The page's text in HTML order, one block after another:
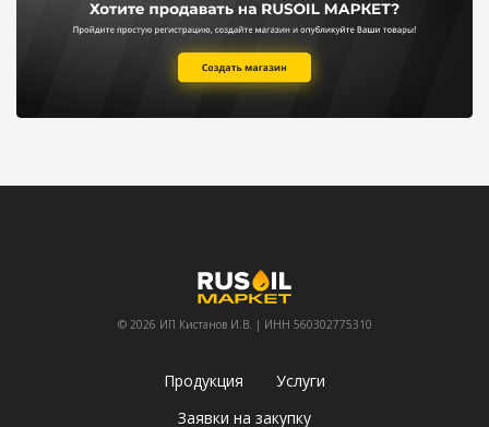
© 2026 ИП Кистанов И.В. | ИНН 560302775310
Продукция
Услуги
Заявки на закупку